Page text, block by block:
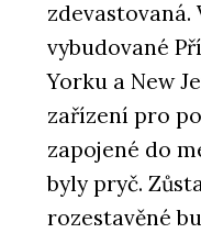
zdevastovaná.
vybudované
Yorku a New
zařízení pro
zapojené do
byly pryč.
rozestavěné